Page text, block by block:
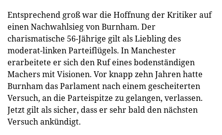
Entsprechend groß war die Hoffnung der Kritiker auf
einen Nachwahlsieg von Burnham. Der
charismatische 56-Jährige gilt als Liebling des
moderat-linken Parteiflügels. In Manchester
erarbeitete er sich den Ruf eines bodenständigen
Machers mit Visionen. Vor knapp zehn Jahren hatte
Burnham das Parlament nach einem gescheiterten
Versuch, an die Parteispitze zu gelangen, verlassen.
Jetzt gilt als sicher, dass er sehr bald den nächsten
Versuch ankündigt.